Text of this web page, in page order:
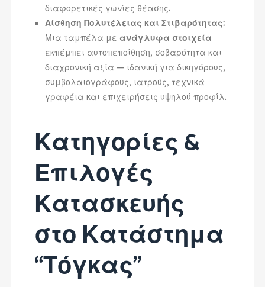
διαφορετικές γωνίες θέασης.
Αίσθηση Πολυτέλειας και Στιβαρότητας:
Μια ταμπέλα με ανάγλυφα στοιχεία
εκπέμπει αυτοπεποίθηση, σοβαρότητα και
διαχρονική αξία — ιδανική για δικηγόρους,
συμβολαιογράφους, ιατρούς, τεχνικά
γραφέια και επιχειρήσεις υψηλού προφίλ.
Κατηγορίες &
Επιλογές
Κατασκευής
στο Κατάστημα
“Τόγκας”